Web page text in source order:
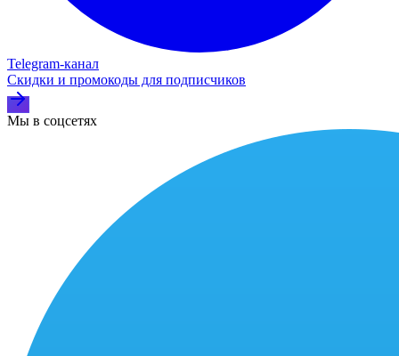
Telegram‑канал
Скидки и промокоды для подписчиков
Мы в соцсетях